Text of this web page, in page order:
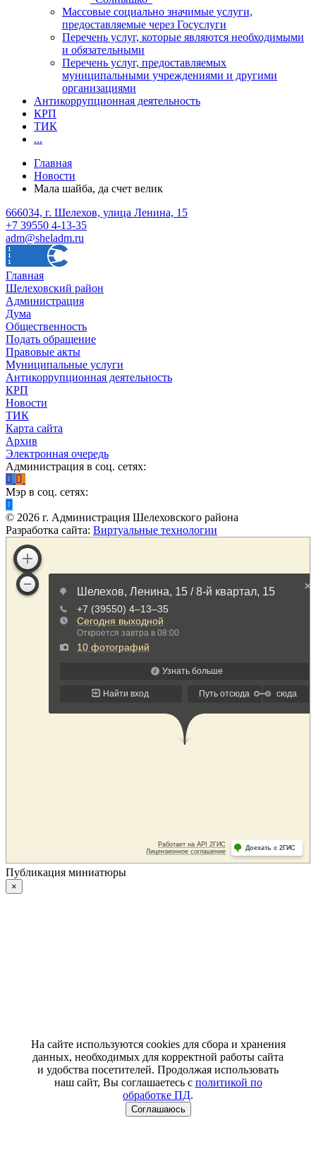
Массовые социально значимые услуги,
предоставляемые через Госуслуги
Перечень услуг, которые являются необходимыми
и обязательными
Перечень услуг, предоставляемых
муниципальными учреждениями и другими
организациями
Антикоррупционная деятельность
КРП
ТИК
...
Главная
Новости
Мала шайба, да счет велик
666034, г. Шелехов, улица Ленина, 15
+7 39550 4-13-35
adm@sheladm.ru
Главная
Шелеховский район
Администрация
Дума
Общественность
Подать обращение
Правовые акты
Муниципальные услуги
Антикоррупционная деятельность
КРП
Новости
ТИК
Карта сайта
Архив
Электронная очередь
Администрация в соц. сетях:
Мэр в соц. сетях:
© 2026 г. Администрация Шелеховского района
Разработка сайта: Виртуальные технологии
Публикация миниатюры
×
На сайте используются cookies для сбора и хранения
данных, необходимых для корректной работы сайта
и удобства посетителей. Продолжая использовать
наш сайт, Вы соглашаетесь с политикой по
обработке ПД.
Соглашаюсь